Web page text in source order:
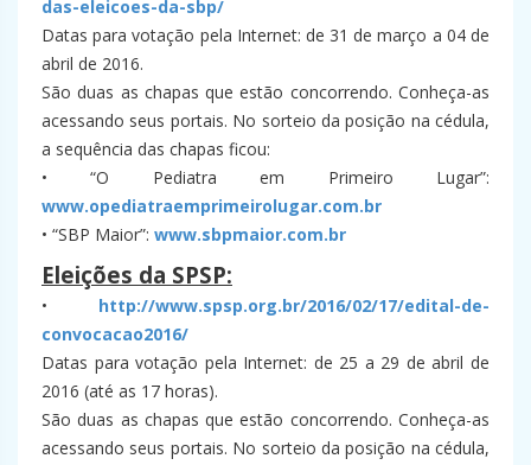
das-eleicoes-da-sbp/
Datas para votação pela Internet: de 31 de março a 04 de
abril de 2016.
São duas as chapas que estão concorrendo. Conheça-as
acessando seus portais. No sorteio da posição na cédula,
a sequência das chapas ficou:
• “O Pediatra em Primeiro Lugar”:
www.opediatraemprimeirolugar.com.br
• “SBP Maior”: www.sbpmaior.com.br
Eleições da SPSP:
• http://www.spsp.org.br/2016/02/17/edital-de-
convocacao2016/
Datas para votação pela Internet: de 25 a 29 de abril de
2016 (até as 17 horas).
São duas as chapas que estão concorrendo. Conheça-as
acessando seus portais. No sorteio da posição na cédula,